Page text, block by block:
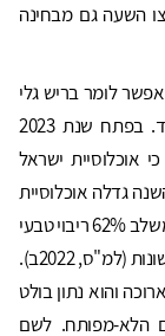
השעה גם מבחינה
אפשר לומר בריש גלי
כי המדיניות הדמוגרפית הישראלית הצליחה מאוד. בפתח שנת 2023
אוכלוסיית ישראל
במהלך השנה גדלה אוכלוסיית
ישראל ב-2.2%, כאשר תמהיל הגידול מעניין למדי ומשלב 62% ריבוי טבעי
ו-38% הגירה – רובה עלייה של יהודים מהתפוצות השונות (למ"ס, 2022ב).
ארוכה והוא נתון בולט
הלא-מפותח. לשם